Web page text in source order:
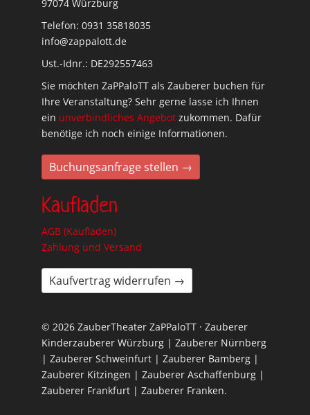
97074 Würzburg
Telefon: 0931 35818035
info@zappalott.de
Ust.-Idnr.: DE292557463
Sie möchten ZaPPaloTT als Zauberer buchen für
Ihre Veranstaltung? Sehr gerne lasse ich Ihnen
ein unverbindliches Angebot zukommen. Dafür
benötige ich noch einige Informationen.
Buchungsanfrage stellen →
Kaufladen
AGB (Kaufladen)
Zahlung und Versand
Kaufvertrag widerrufen →
© 2026 ZauberTheater ZaPPaloTT · Zauberer
Kinderzauberer Würzburg | Zauberer Nürnberg
| Zauberer Schweinfurt | Zauberer Bamberg |
Zauberer Kitzingen | Zauberer Aschaffenburg |
Zauberer Frankfurt | Zauberer Franken.